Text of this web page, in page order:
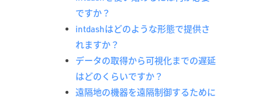
ですか？
intdashはどのような形態で提供さ
れますか？
データの取得から可視化までの遅延
はどのくらいですか？
遠隔地の機器を遠隔制御するために